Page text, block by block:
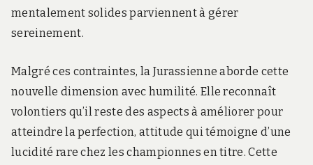
mentalement solides parviennent à gérer
sereinement.
Malgré ces contraintes, la Jurassienne aborde cette
nouvelle dimension avec humilité. Elle reconnaît
volontiers qu’il reste des aspects à améliorer pour
atteindre la perfection, attitude qui témoigne d’une
lucidité rare chez les championnes en titre. Cette